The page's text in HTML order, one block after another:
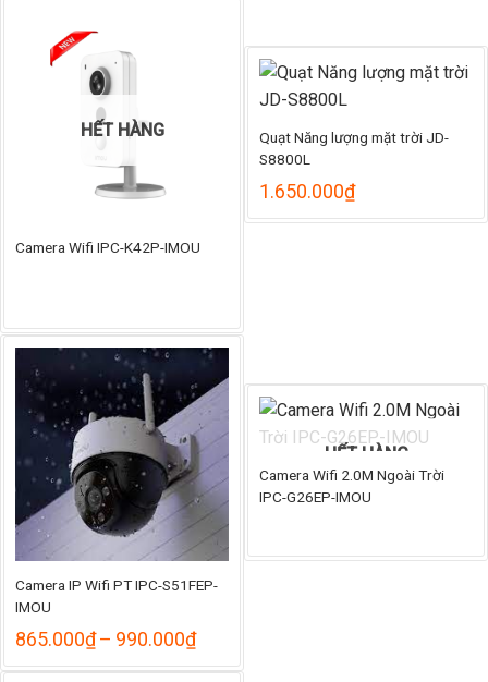
HẾT HÀNG
Camera Wifi IPC-K42P-IMOU
Quạt Năng lượng mặt trời JD-
S8800L
1.650.000₫
Camera IP Wifi PT IPC-S51FEP-
IMOU
865.000₫– 990.000₫Khoảng
từ
HẾT HÀNG
Camera Wifi 2.0M Ngoài Trời
IPC-G26EP-IMOU